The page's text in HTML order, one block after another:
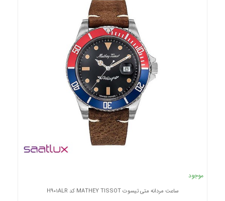
موجود
ساعت مردانه متی تیسوت MATHEY TISSOT کد H901ALR